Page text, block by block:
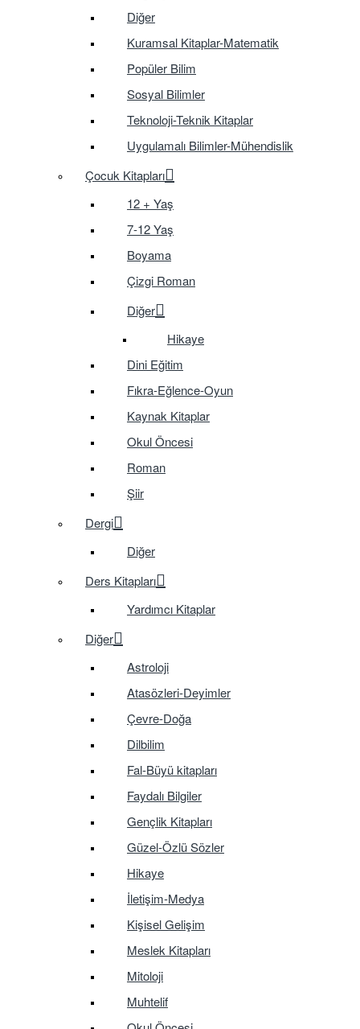
Diğer
Kuramsal Kitaplar-Matematik
Popüler Bilim
Sosyal Bilimler
Teknoloji-Teknik Kitaplar
Uygulamalı Bilimler-Mühendislik
Çocuk Kitapları
12 + Yaş
7-12 Yaş
Boyama
Çizgi Roman
Diğer
Hikaye
Dini Eğitim
Fıkra-Eğlence-Oyun
Kaynak Kitaplar
Okul Öncesi
Roman
Şiir
Dergi
Diğer
Ders Kitapları
Yardımcı Kitaplar
Diğer
Astroloji
Atasözleri-Deyimler
Çevre-Doğa
Dilbilim
Fal-Büyü kitapları
Faydalı Bilgiler
Gençlik Kitapları
Güzel-Özlü Sözler
Hikaye
İletişim-Medya
Kişisel Gelişim
Meslek Kitapları
Mitoloji
Muhtelif